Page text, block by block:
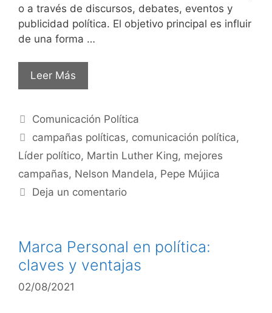
o a través de discursos, debates, eventos y
publicidad política. El objetivo principal es influir
de una forma …
Leer Más
Comunicación Política
campañas políticas, comunicación política,
Líder político, Martin Luther King, mejores
campañas, Nelson Mandela, Pepe Mújica
Deja un comentario
Marca Personal en política:
claves y ventajas
02/08/2021